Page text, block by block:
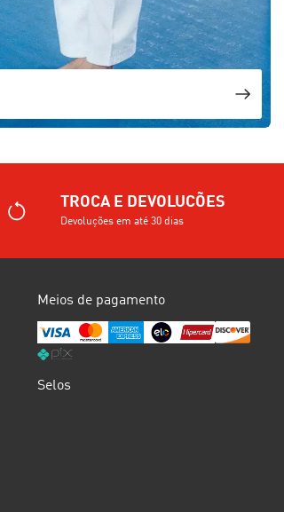
TROCA E DEVOLUCÕES
Devoluções em até 30 dias
Meios de pagamento
Selos